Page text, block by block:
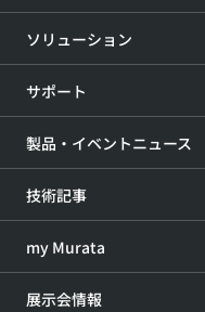
ソリューション
サポート
製品・イベントニュース
技術記事
my Murata
展示会情報